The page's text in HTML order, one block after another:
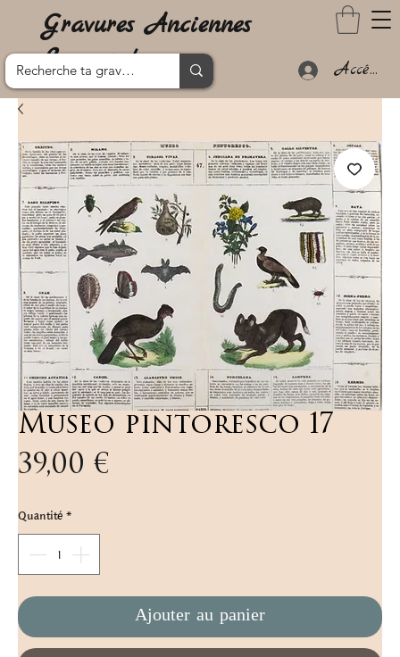
Gravures Anciennes
Lanzarote
Accéder
Museo pintoresco 17
39,00 €
Quantité*
Ajouter au panier